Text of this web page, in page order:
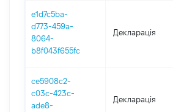
e1d7c5ba-
d773-459a-
8064-
b8f043f655fc
Декларація
ce5908c2-
c03c-423c-
ade8-
Декларація